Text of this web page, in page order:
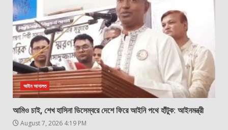
আইন আদালত
আমিও চাই, শেখ হাসিনা ডিসেম্বরে দেশে ফিরে আইনি পথে হাঁটুক: আইনমন্ত্রী
August 7, 2026 4:19 PM